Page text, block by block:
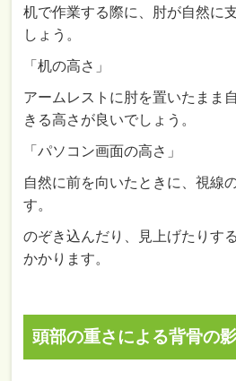
机で作業する際に、肘が自然に
しょう。
「机の高さ」
アームレストに肘を置いたまま
きる高さが良いでしょう。
「パソコン画面の高さ」
自然に前を向いたときに、視線
す。
のぞき込んだり、見上げたりす
かかります。
頭部の重さによる背骨の